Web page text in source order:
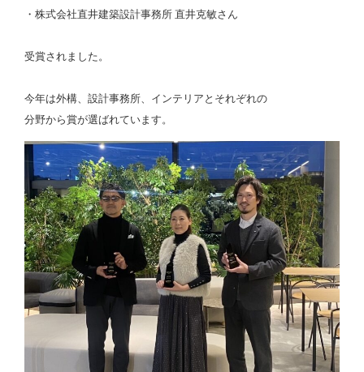
・株式会社直井建築設計事務所 直井克敏さん
受賞されました。
今年は外構、設計事務所、インテリアとそれぞれの
分野から賞が選ばれています。